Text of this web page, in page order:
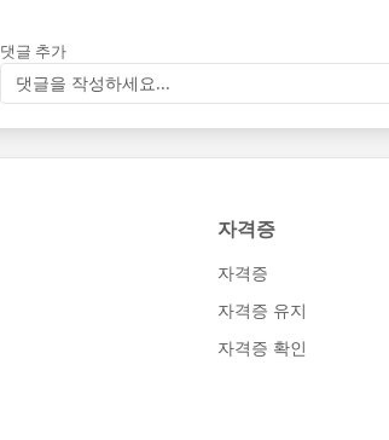
댓글 추가
댓글을 작성하세요...